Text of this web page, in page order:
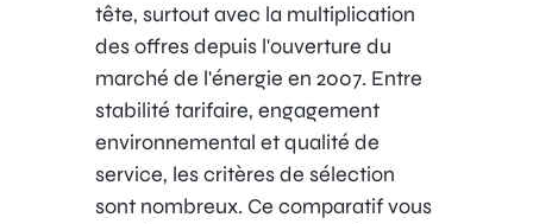
tête, surtout avec la multiplication
des offres depuis l'ouverture du
marché de l'énergie en 2007. Entre
stabilité tarifaire, engagement
environnemental et qualité de
service, les critères de sélection
sont nombreux. Ce comparatif vous